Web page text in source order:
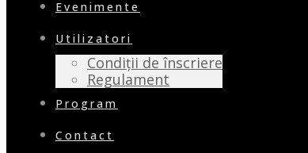
Evenimente
Utilizatori
Condiții de înscriere
Regulament
Program
Contact